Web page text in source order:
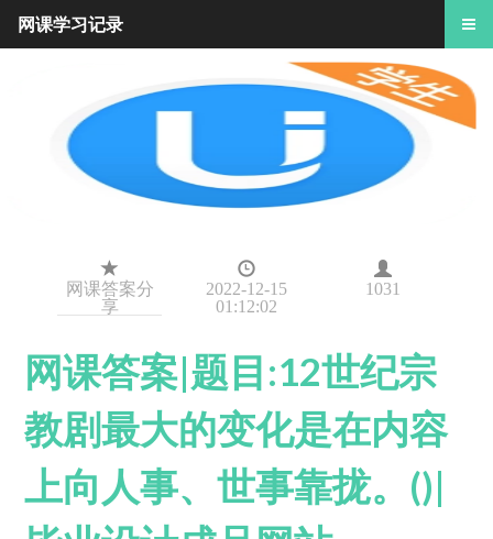
网课答案分
享
2022-12-15
01:12:02
1031
网课答案|题目:12世纪宗
教剧最大的变化是在内容
上向人事、世事靠拢。()|
网课学习记录